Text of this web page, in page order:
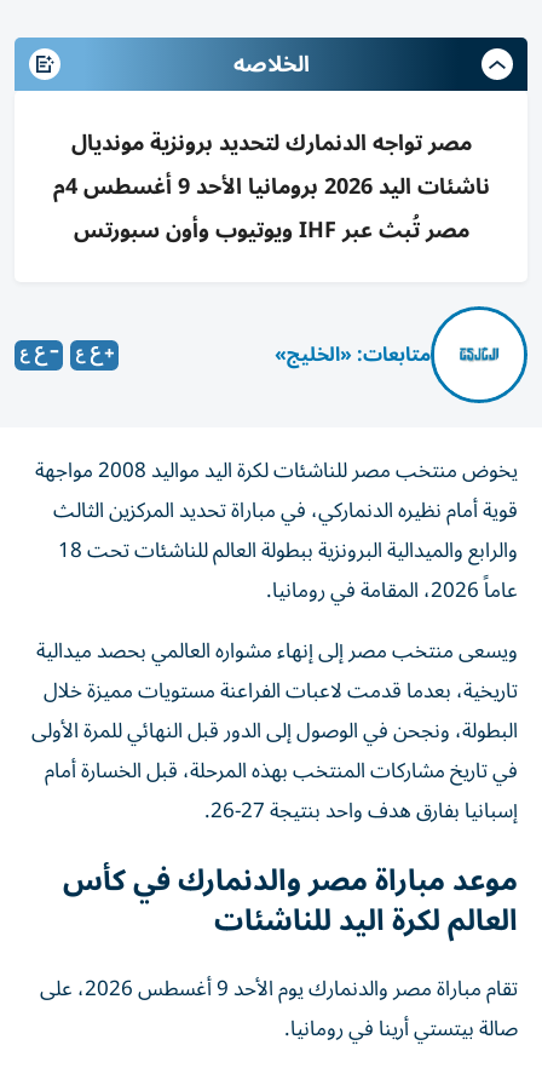
الخلاصه
مصر تواجه الدنمارك لتحديد برونزية مونديال
ناشئات اليد 2026 برومانيا الأحد 9 أغسطس 4م
مصر تُبث عبر IHF ويوتيوب وأون سبورتس
متابعات: «الخليج»
يخوض منتخب مصر للناشئات لكرة اليد مواليد 2008 مواجهة
قوية أمام نظيره الدنماركي، في مباراة تحديد المركزين الثالث
والرابع والميدالية البرونزية ببطولة العالم للناشئات تحت 18
عاماً 2026، المقامة في رومانيا.
ويسعى منتخب مصر إلى إنهاء مشواره العالمي بحصد ميدالية
تاريخية، بعدما قدمت لاعبات الفراعنة مستويات مميزة خلال
البطولة، ونجحن في الوصول إلى الدور قبل النهائي للمرة الأولى
في تاريخ مشاركات المنتخب بهذه المرحلة، قبل الخسارة أمام
إسبانيا بفارق هدف واحد بنتيجة 27-26.
موعد مباراة مصر والدنمارك في كأس
العالم لكرة اليد للناشئات
تقام مباراة مصر والدنمارك يوم الأحد 9 أغسطس 2026، على
صالة بيتستي أرينا في رومانيا.